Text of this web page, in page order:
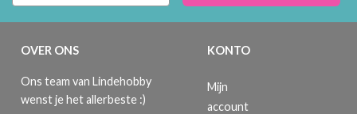
OVER ONS
Ons team van Lindehobby
wenst je het allerbeste :)
KONTO
Mijn
account